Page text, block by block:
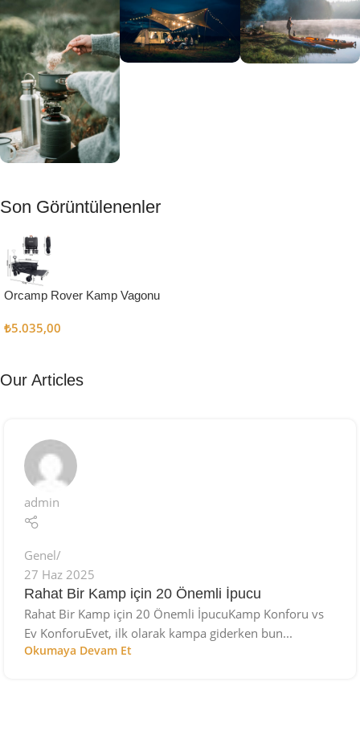
Muftağı
Kampçı
Şefler İçin
Keşfet
Son Görüntülenenler
Orcamp Rover Kamp Vagonu
₺5.035,00
Our Articles
admin
Genel
27 Haz 2025
Rahat Bir Kamp için 20 Önemli İpucu
Rahat Bir Kamp için 20 Önemli İpucuKamp Konforu vs
Ev KonforuEvet, ilk olarak kampa giderken bun...
Okumaya Devam Et